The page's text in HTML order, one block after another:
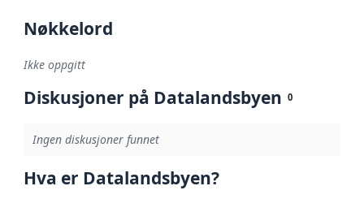
Nøkkelord
Ikke oppgitt
Diskusjoner på Datalandsbyen 0
Ingen diskusjoner funnet
Hva er Datalandsbyen?